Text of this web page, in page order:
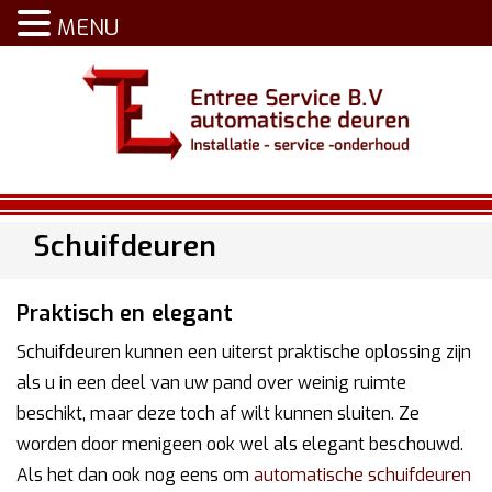
Schuifdeuren
Praktisch en elegant
Schuifdeuren kunnen een uiterst praktische oplossing zijn
als u in een deel van uw pand over weinig ruimte
beschikt, maar deze toch af wilt kunnen sluiten. Ze
worden door menigeen ook wel als elegant beschouwd.
Als het dan ook nog eens om automatische schuifdeuren
MENU